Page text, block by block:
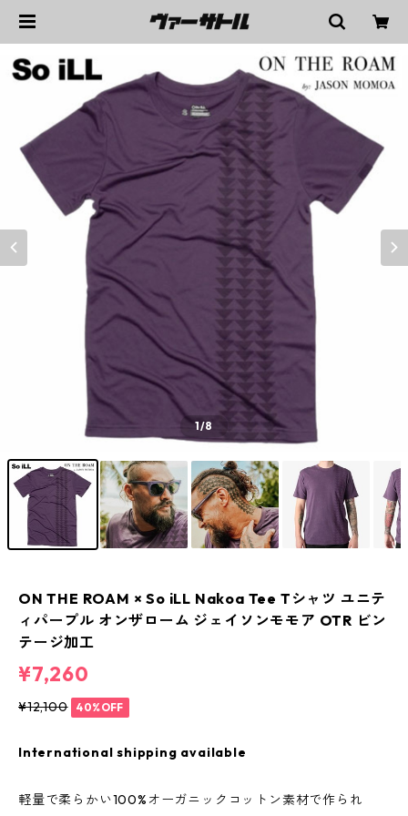
1/8
ON THE ROAM × So iLL Nakoa Tee Tシャツ ユニテ
ィパープル オンザローム ジェイソンモモア OTR ビン
テージ加工
¥7,260
¥12,100 40%OFF
International shipping available
軽量で柔らかい100%オーガニックコットン素材で作られ